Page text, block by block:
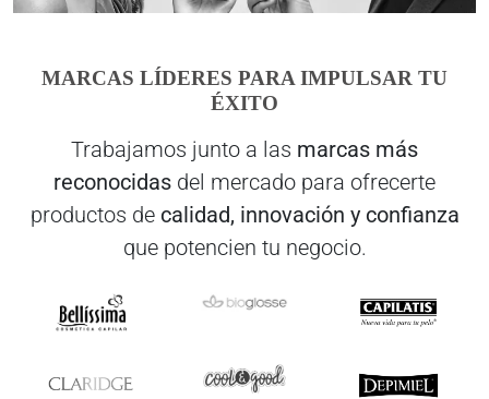
MARCAS LÍDERES PARA IMPULSAR TU
ÉXITO
Trabajamos junto a las marcas más
reconocidas del mercado para ofrecerte
productos de calidad, innovación y confianza
que potencien tu negocio.